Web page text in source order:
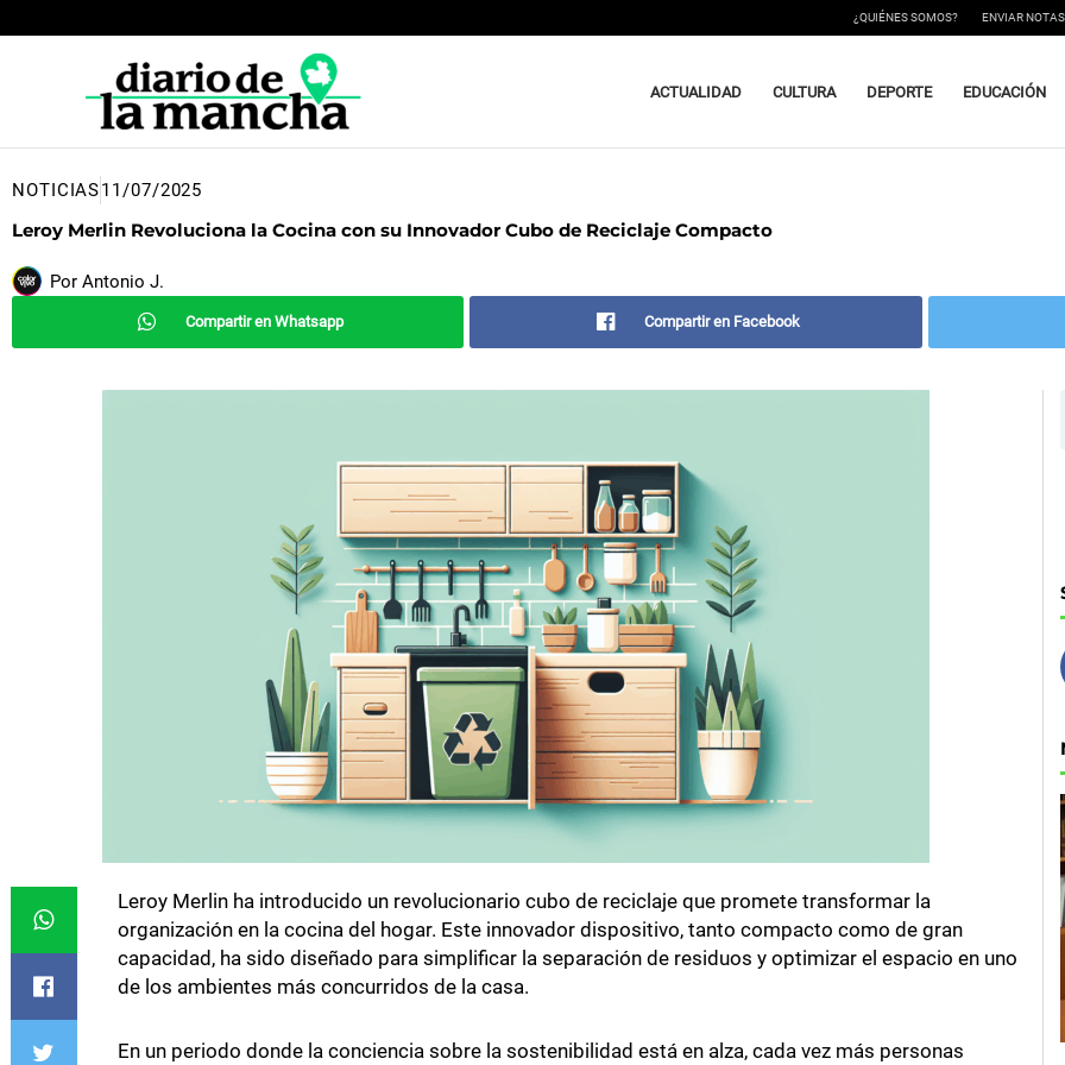
al
¿QUIÉNES SOMOS? ENVIAR
ACTUALIDAD CULTURA DEPORTE EDUCACIÓN
NOTICIAS11/07/2025
Leroy Merlin Revoluciona la Cocina con su Innovador Cubo de Reciclaje Compacto
Por Antonio J.
Compartir en Whatsapp Compartir en Facebook
Leroy Merlin ha introducido un revolucionario cubo de reciclaje que promete transformar la
organización en la cocina del hogar. Este innovador dispositivo, tanto compacto como de gran
capacidad, ha sido diseñado para simplificar la separación de residuos y optimizar el espacio en uno
de los ambientes más concurridos de la casa.
En un periodo donde la conciencia sobre la sostenibilidad está en alza, cada vez más personas